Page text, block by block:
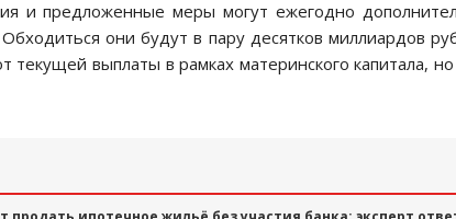
и предложенные меры могут ежегодно
они будут в пару десятков миллиардов
текущей выплаты в рамках материнского капитала,